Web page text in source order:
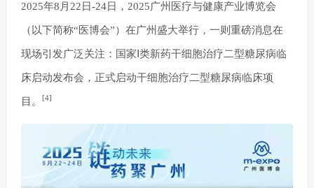
2025年8月22日-24日，2025广州医疗与健康产业博览会
（以下简称“医博会”）在广州盛大举行，一则重磅消息在
现场引发广泛关注：国家Ⅰ类新药干细胞治疗二型糖尿病临
床启动发布会，正式启动干细胞治疗二型糖尿病临床项
目。 [4]